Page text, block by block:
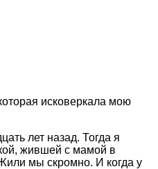
исковеркала мою
лет назад. Тогда я
жившей с мамой в
мы скромно. И когда у